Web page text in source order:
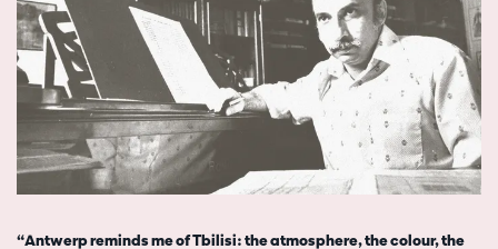
“Antwerp reminds me of Tbilisi: the atmosphere, the colour, the